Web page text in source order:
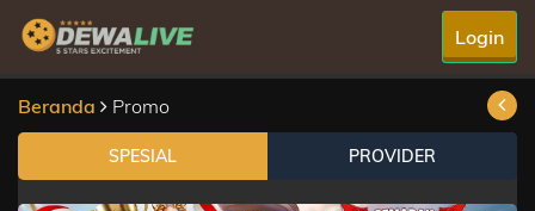
Login
Beranda Promo
SPESIAL PROVIDER